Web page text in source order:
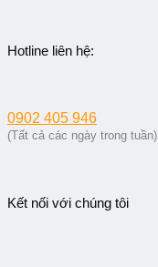
Hotline liên hệ:
0902 405 946
(Tất cả các ngày trong tuần)
Kết nối với chúng tôi